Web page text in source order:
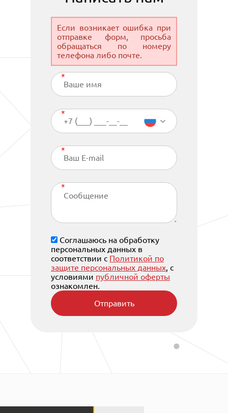
Если возникает ошибка при
отправке форм, просьба
обращаться по номеру
телефона либо почте.
Соглашаюсь на обработку
персональных данных в
соответствии с Политикой по
защите персональных данных, с
условиями публичной оферты
ознакомлен.
Отправить